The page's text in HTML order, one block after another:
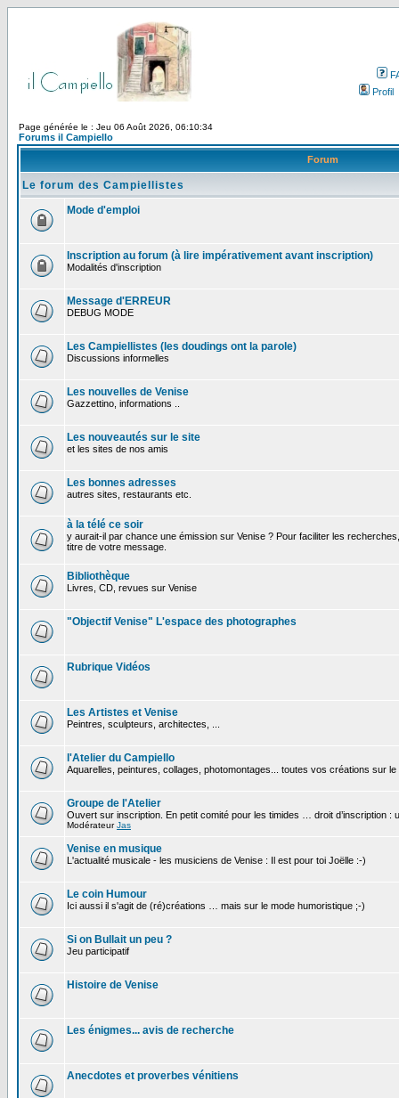
Profil
Page générée le : Jeu 06 Août 2026, 06:10:34
Forums il Campiello
Forum
Le forum des Campiellistes
Mode d'emploi
Inscription au forum (à lire impérativement avant inscription)
Modalités d'inscription
Message d'ERREUR
DEBUG MODE
Les Campiellistes (les doudings ont la parole)
Discussions informelles
Les nouvelles de Venise
Gazzettino, informations ..
Les nouveautés sur le site
et les sites de nos amis
Les bonnes adresses
autres sites, restaurants etc.
à la télé ce soir
y aurait-il par chance une émission sur Venise ? Pour faciliter les
titre de votre message.
Bibliothèque
Livres, CD, revues sur Venise
"Objectif Venise" L'espace des photographes
Rubrique Vidéos
Les Artistes et Venise
Peintres, sculpteurs, architectes, ...
l'Atelier du Campiello
Aquarelles, peintures, collages, photomontages... toutes vos créations sur le
Groupe de l'Atelier
Ouvert sur inscription. En petit comité pour les timides … droit d’inscription :
ModérateurJas
Venise en musique
L'actualité musicale - les musiciens de Venise : Il est pour toi Joëlle :-)
Le coin Humour
Ici aussi il s'agit de (ré)créations … mais sur le mode humoristique ;-)
Si on Bullait un peu ?
Jeu participatif
Histoire de Venise
Les énigmes... avis de recherche
Anecdotes et proverbes vénitiens